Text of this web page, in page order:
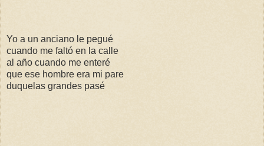
Yo a un anciano le pegué
cuando me faltó en la calle
al año cuando me enteré
que ese hombre era mi pare
duquelas grandes pasé